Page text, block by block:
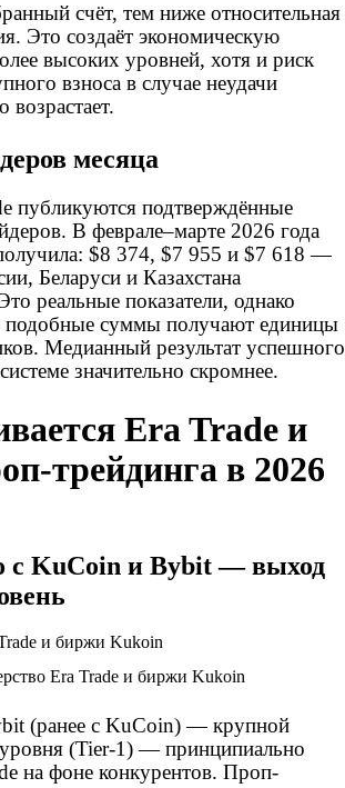
счёт, тем ниже относительная
Это создаёт экономическую
высоких уровней, хотя и риск
взноса в случае неудачи
месяца
публикуются подтверждённые
В феврале–марте 2026 года
$8 374, $7 955 и $7 618 —
Беларуси и Казахстана
реальные показатели, однако
подобные суммы получают единицы
Медианный результат успешного
значительно скромнее.
Era Trade и
трейдинга в 2026
с KuCoin и Bybit — выход
Era Trade и биржи Kukoin
(ранее с KuCoin) — крупной
(Tier-1) — принципиально
на фоне конкурентов. Проп-